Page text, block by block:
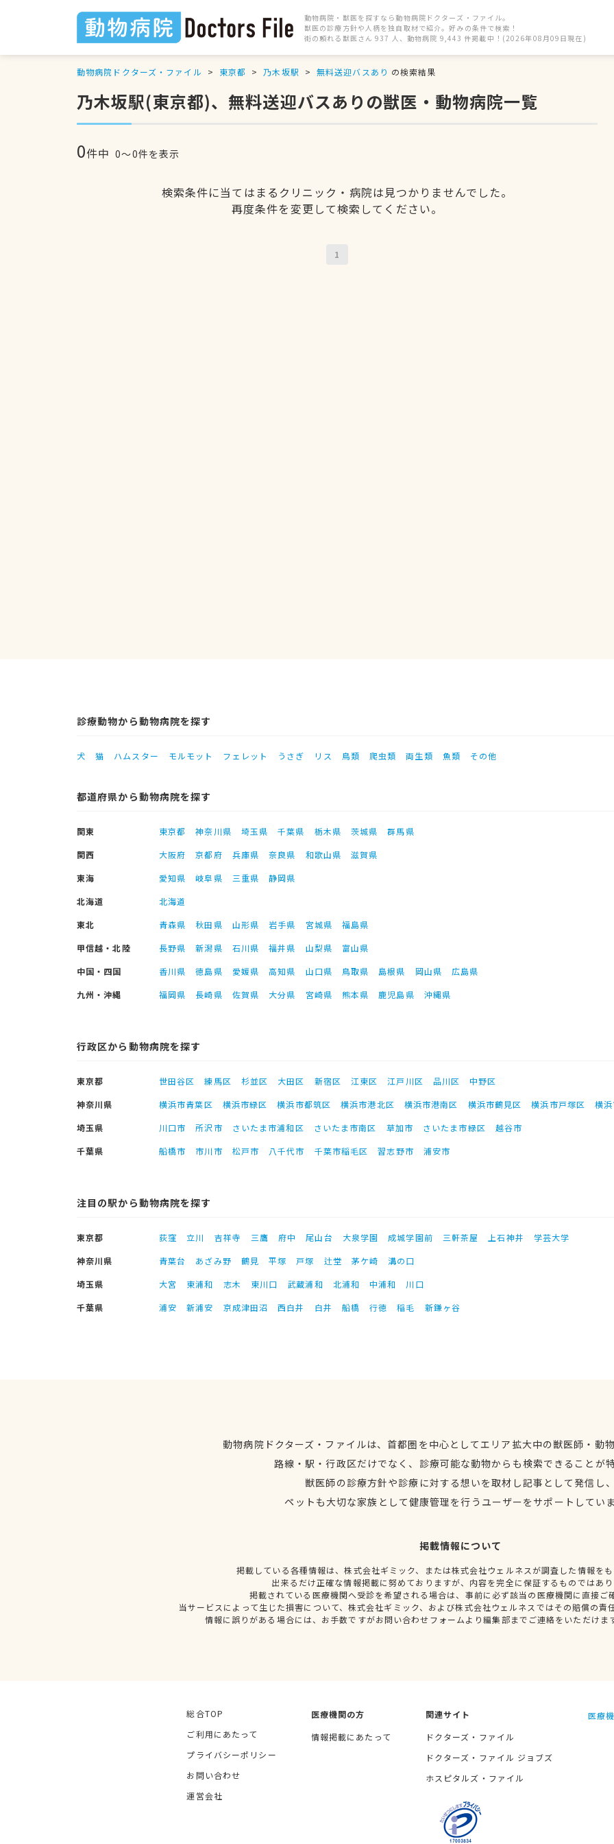
動物病院・獣医を探すなら動物病院ドクターズ・ファイル。
獣医の診療方針や人柄を独自取材で紹介。好みの条件で検索！
街の頼れる獣医さん 937 人、動物病院 9,443 件掲載中！(2026年08月09日現在)
動物病院ドクターズ・ファイル 東京都 乃木坂駅 無料送迎バスあり の検索結果
乃木坂駅(東京都)、無料送迎バスありの獣医・動物病院一覧
0件中 0〜0件を表示
検索条件に当てはまるクリニック・病院は見つかりませんでした。
再度条件を変更して検索してください。
1
診療動物から動物病院を探す
犬 猫 ハムスター モルモット フェレット うさぎ リス 鳥類 爬虫類 両生類 魚類 その他
都道府県から動物病院を探す
関東 東京都 神奈川県 埼玉県 千葉県 栃木県 茨城県
群馬県
関西
大阪府 京都府 兵庫県 奈良県 和歌山県
滋賀県
東海
愛知県 岐阜県 三重県
静岡県
北海道
北海道
東北
青森県 秋田県 山形県 岩手県 宮城県
福島県
甲信越・北陸
長野県 新潟県 石川県 福井県 山梨県
富山県
中国・四国
香川県 徳島県 愛媛県 高知県 山口県 鳥取県 島根県 岡山県
広島県
九州・沖縄
福岡県 長崎県 佐賀県 大分県 宮崎県 熊本県 鹿児島県 沖縄県
行政区から動物病院を探す
東京都 世田谷区 練馬区 杉並区 大田区 新宿区 江東区 江戸川区 品川区
中野区
神奈川県
横浜市青葉区 横浜市緑区 横浜市都筑区 横浜市港北区 横浜市港南区 横浜市鶴見区 横浜市戸塚区
横
埼玉県
川口市 所沢市 さいたま市浦和区 さいたま市南区 草加市 さいたま市緑区
越谷市
千葉県
船橋市 市川市 松戸市 八千代市 千葉市稲毛区 習志野市 浦安市
注目の駅から動物病院を探す
東京都 荻窪 立川 吉祥寺 三鷹 府中 尾山台 大泉学園 成城学園前 三軒茶屋 上石神井
学芸大学
神奈川県
青葉台 あざみ野 鶴見 平塚 戸塚 辻堂 茅ケ崎
溝の口
埼玉県
大宮 東浦和 志木 東川口 武蔵浦和 北浦和 中浦和
川口
千葉県
浦安 新浦安 京成津田沼 西白井 白井 船橋 行徳 稲毛 新鎌ヶ谷
動物病院ドクターズ・ファイルは、首都圏を中心としてエリア拡大中の獣医師・動
路線・駅・行政区だけでなく、診療可能な動物からも検索できることが
獣医師の診療方針や診療に対する想いを取材し記事として発信し
ペットも大切な家族として健康管理を行うユーザーをサポートしてい
掲載情報について
掲載している各種情報は、株式会社ギミック、または株式会社ウェルネスが調査した情報を
出来るだけ正確な情報掲載に努めておりますが、内容を完全に保証するものではあ
掲載されている医療機関へ受診を希望される場合は、事前に必ず該当の医療機関に直接ご
当サービスによって生じた損害について、株式会社ギミック、および株式会社ウェルネスではその賠償の責
情報に誤りがある場合には、お手数ですがお問い合わせフォームより編集部までご連絡をいただけま
総合TOP
ご利用にあたって
プライバシーポリシー
お問い合わせ
運営会社
医療機関の方
情報掲載にあたって
関連サイト
ドクターズ・ファイル
ドクターズ・ファイル ジョブズ
ホスピタルズ・ファイル
医療